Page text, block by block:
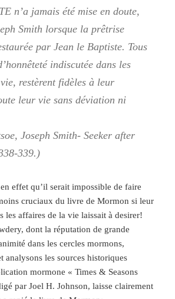
n’a jamais été mise en doute,
Smith lorsque la prêtrise
par Jean le Baptiste. Tous
indiscutée dans les
restèrent fidèles à leur
leur vie sans déviation ni
Joseph Smith- Seeker after
339.)
effet qu’il serait impossible de faire
cruciaux du livre de Mormon si leur
les affaires de la vie laissait à desirer!
dont la réputation de grande
dans les cercles mormons,
analysons les sources historiques
mormone « Times & Seasons
par Joel H. Johnson, laisse clairement